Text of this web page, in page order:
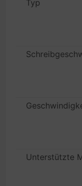
Typ
Unterstützte